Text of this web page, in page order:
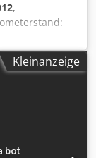
,
XAHS237+
Service!!!
Arbeitsdruck:
Kleinanzeige